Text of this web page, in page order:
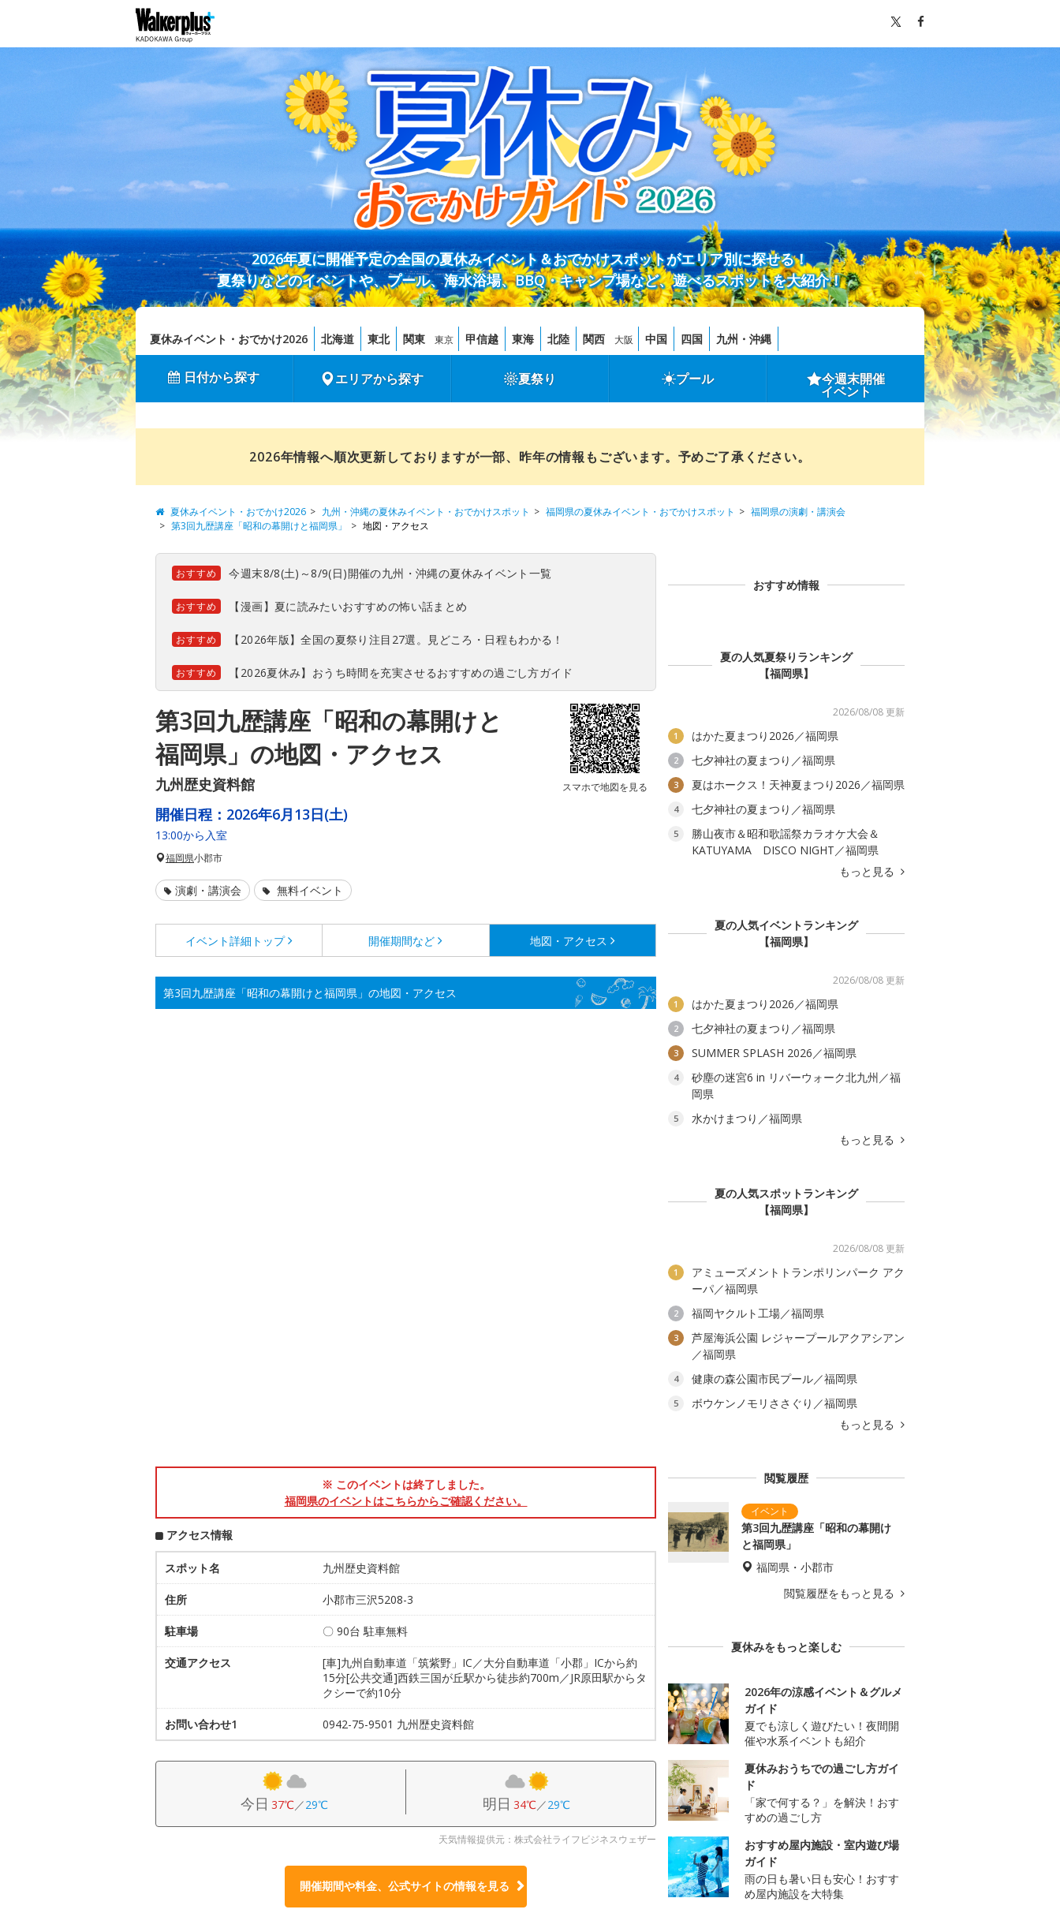
2026年夏に開催予定の全国の夏休みイベント＆おでかけスポットがエリア別に探せる！
夏祭りなどのイベントや、プール、海水浴場、BBQ・キャンプ場など、遊べるスポットを大紹介！
夏休みイベント・おでかけ2026 北海道 東北 関東 東京 甲信越 東海 北陸 関西 大阪 中国 四国 九州・沖縄
日付から探す エリアから探す 夏祭り プール 今週末開催
イベント
2026年情報へ順次更新しておりますが一部、昨年の情報もございます。予めご了承ください。
夏休みイベント・おでかけ2026 九州・沖縄の夏休みイベント・おでかけスポット 福岡県の夏休みイベント・おでかけスポット
福岡県の演劇・講演会
第3回九歴講座「昭和の幕開けと福岡県」
地図・アクセス
おすすめ 今週末8/8(土)～8/9(日)開催の九州・沖縄の夏休みイベント一覧
おすすめ 【漫画】夏に読みたいおすすめの怖い話まとめ
おすすめ 【2026年版】全国の夏祭り注目27選。見どころ・日程もわかる！
おすすめ 【2026夏休み】おうち時間を充実させるおすすめの過ごし方ガイド
第3回九歴講座「昭和の幕開けと
福岡県」の地図・アクセス
九州歴史資料館 スマホで地図を見る
開催日程： 2026年6月13日(土)
13:00から入室
福岡県小郡市
演劇・講演会 無料イベント
イベント詳細 トップ 開催期間など 地図・アクセス
第3回九歴講座「昭和の幕開けと福岡県」の地図・アクセス
※ このイベントは終了しました。
福岡県のイベントはこちらからご確認ください。
アクセス情報
スポット名 九州歴史資料館
住所 小郡市三沢5208-3
駐車場 〇 90台 駐車無料
交通アクセス
[車]九州自動車道「筑紫野」IC／大分自動車道「小郡」ICから約
15分[公共交通]西鉄三国が丘駅から徒歩約700m／JR原田駅からタ
クシーで約10分
お問い合わせ1 0942-75-9501 九州歴史資料館
今日 37℃／29℃ 明日 34℃／29℃
天気情報提供元：株式会社ライフビジネスウェザー
開催期間や料金、公式サイトの情報を見る
おすすめ情報
夏の人気夏祭りランキング
【福岡県】
2026/08/08 更新
1 はかた夏まつり2026／福岡県
2 七夕神社の夏まつり／福岡県
3 夏はホークス！天神夏まつり2026／福岡県
4 七夕神社の夏まつり／福岡県
5
勝山夜市＆昭和歌謡祭カラオケ大会＆
KATUYAMA DISCO NIGHT／福岡県
もっと見る
夏の人気イベントランキング
【福岡県】
2026/08/08 更新
1 はかた夏まつり2026／福岡県
2 七夕神社の夏まつり／福岡県
3 SUMMER SPLASH 2026／福岡県
4
砂塵の迷宮6 in リバーウォーク北九州／福
岡県
5
水かけまつり／福岡県
もっと見る
夏の人気スポットランキング
【福岡県】
2026/08/08 更新
1
アミューズメントトランポリンパーク アク
ーパ／福岡県
2 福岡ヤクルト工場／福岡県
3
芦屋海浜公園 レジャープールアクアシアン
／福岡県
4 健康の森公園市民プール／福岡県
5
ボウケンノモリささぐり／福岡県
もっと見る
閲覧履歴
第3回九歴講座「昭和の幕開け
と福岡県」
福岡県・小郡市
閲覧履歴をもっと見る
夏休みをもっと楽しむ
2026年の涼感イベント＆グルメ
ガイド
夏でも涼しく遊びたい！夜間開
催や水系イベントも紹介
夏休みおうちでの過ごし方ガイ
ド
「家で何する？」を解決！おす
すめの過ごし方
おすすめ屋内施設・室内遊び場
ガイド
雨の日も暑い日も安心！おすす
め屋内施設を大特集